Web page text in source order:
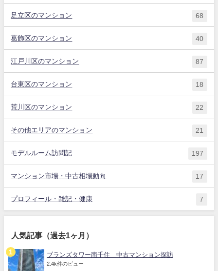
足立区のマンション 68
葛飾区のマンション 40
江戸川区のマンション 87
台東区のマンション 18
荒川区のマンション 22
その他エリアのマンション 21
モデルルーム訪問記 197
マンション市場・中古相場動向 17
プロフィール・雑記・健康 7
人気記事（過去1ヶ月）
ブランズタワー南千住 中古マンション探訪
2.4k件のビュー